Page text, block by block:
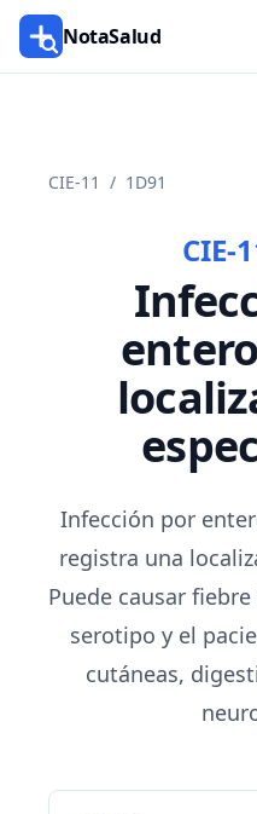
NotaSalud
CIE-11 / 1D91
CIE-
Infección por
registra una
Puede causar
serotipo y el
cutáneas,